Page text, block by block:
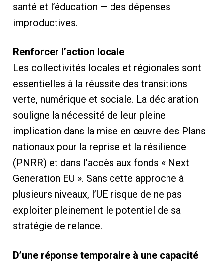
santé et l’éducation — des dépenses
improductives.
Renforcer l’action locale
Les collectivités locales et régionales sont
essentielles à la réussite des transitions
verte, numérique et sociale. La déclaration
souligne la nécessité de leur pleine
implication dans la mise en œuvre des Plans
nationaux pour la reprise et la résilience
(PNRR) et dans l’accès aux fonds « Next
Generation EU ». Sans cette approche à
plusieurs niveaux, l’UE risque de ne pas
exploiter pleinement le potentiel de sa
stratégie de relance.
D’une réponse temporaire à une capacité